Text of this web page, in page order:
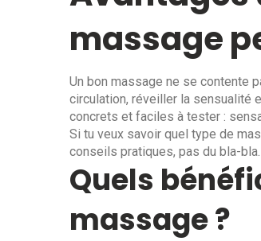
massage
Un bon massage ne se contente
circulation, réveiller la sensualité
concrets et faciles à tester :
Si tu veux savoir quel type de
conseils pratiques, pas du bla-bla.
Quels
massage ?